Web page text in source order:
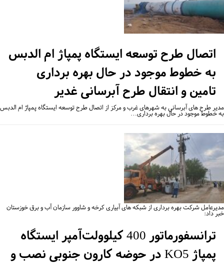
اتصال طرح توسعه ایستگاه پمپاژ ام الدبس
به خطوط موجود در حال بهره برداری
تامین و انتقال طرح آبرسانی غدیر
طرح های آبرسانی به شهرهای غرب و مرکز از اتصال طرح توسعه ایستگاه پمپاژ ام الدبس
خطوط موجود در حال بهره برداری…
شرکت بهره برداری از شبکه های آبیاری کرخه و شاوور سازمان آب و برق خوزستان
داد:
ترانسفورماتور 400 کیلوولت‌آمپر ایستگاه
پمپاژ KO5 در حوضه کارون جنوبی نصب و